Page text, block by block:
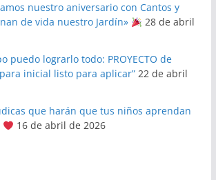
nuestro aniversario con Cantos y
de vida nuestro Jardín»
28 de abril
puedo lograrlo todo: PROYECTO de
inicial listo para aplicar” 22 de abril
que harán que tus niños aprendan
16 de abril de 2026